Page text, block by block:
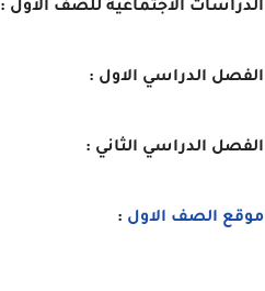
الدراسات الاجتماعية للصف الاول :
الفصل الدراسي الاول :
الفصل الدراسي الثاني :
موقع الصف الاول :